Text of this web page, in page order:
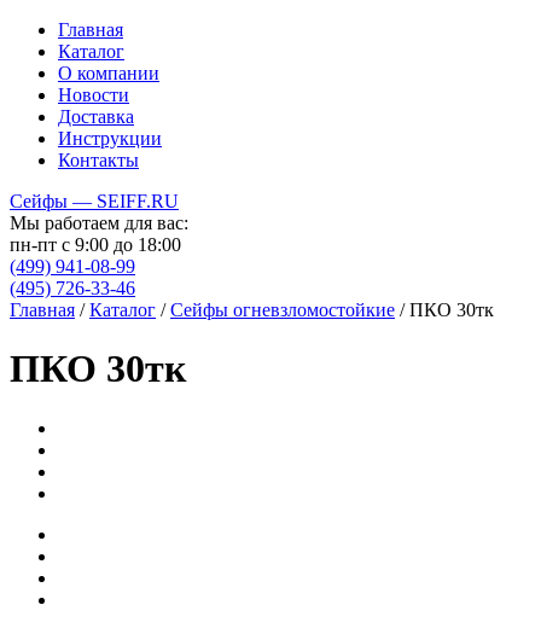
Главная
Каталог
О компании
Новости
Доставка
Инструкции
Контакты
Сейфы — SEIFF.RU
Мы работаем для вас:
пн-пт с 9:00 до 18:00
(499) 941-08-99
(495) 726-33-46
Главная / Каталог / Сейфы огневзломостойкие / ПКО 30тк
ПКО 30тк